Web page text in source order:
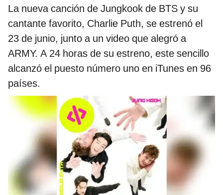
La nueva canción de Jungkook de BTS y su
cantante favorito, Charlie Puth, se estrenó el
23 de junio, junto a un video que alegró a
ARMY. A 24 horas de su estreno, este sencillo
alcanzó el puesto número uno en iTunes en 96
países.